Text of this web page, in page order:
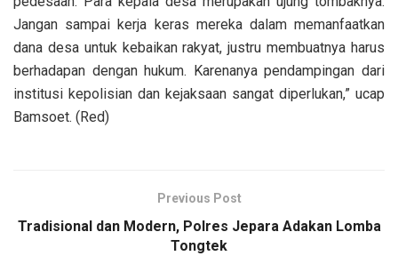
Jangan sampai kerja keras mereka dalam memanfaatkan
dana desa untuk kebaikan rakyat, justru membuatnya harus
berhadapan dengan hukum. Karenanya pendampingan dari
institusi kepolisian dan kejaksaan sangat diperlukan,” ucap
Bamsoet. (Red)
Previous Post
Tradisional dan Modern, Polres Jepara Adakan Lomba
Tongtek